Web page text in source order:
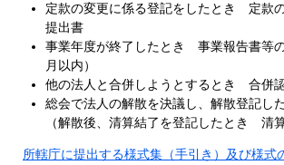
定款の変更に係る登記をしたとき 定款
提出書
事業年度が終了したとき 事業報告書等
月以内）
他の法人と合併しようとするとき 合併
総会で法人の解散を決議し、解散登記
（解散後、清算結了を登記したとき 清算
所轄庁に提出する様式集（手引き）及び様式